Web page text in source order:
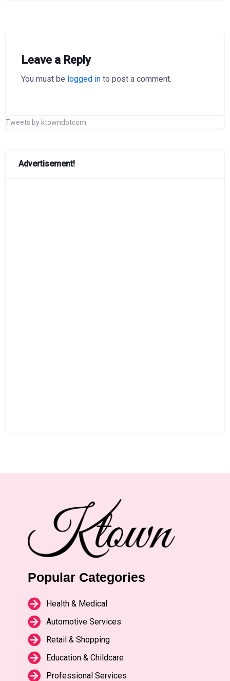
Leave a Reply
You must be logged in to post a comment.
Tweets by ktowndotcom
Advertisement!
Popular Categories
Health & Medical
Automotive Services
Retail & Shopping
Education & Childcare
Professional Services